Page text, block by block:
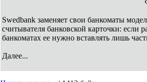
Swedbank заменяет свои банкоматы
считывателя банковской карточки: если
банкоматах ее нужно вставлять лишь
Далее...